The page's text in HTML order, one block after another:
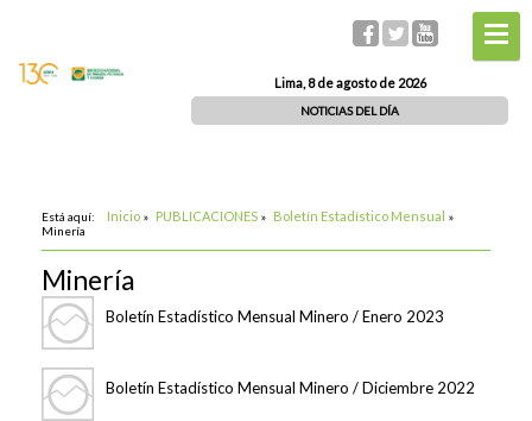
Lima, 8 de agosto de 2026
NOTICIAS DEL DÍA
Está aquí: Inicio » PUBLICACIONES » Boletín Estadístico Mensual »
Minería
Minería
Boletín Estadístico Mensual Minero / Enero 2023
Boletín Estadístico Mensual Minero / Diciembre 2022